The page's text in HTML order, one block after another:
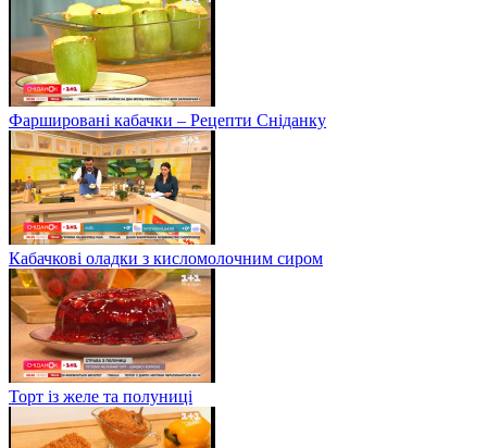
Фаршировані кабачки – Рецепти Сніданку
Кабачкові оладки з кисломолочним сиром
Торт із желе та полуниці